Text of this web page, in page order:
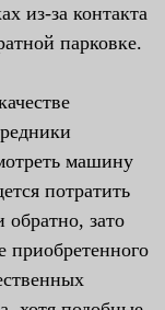
из-за контакта
парковке.
машину
потратить
обратно, зато
приобретенного